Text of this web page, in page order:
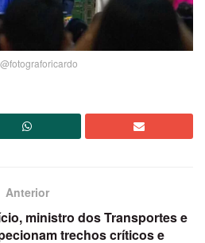
Anterior
ministro dos Transportes e
trechos críticos e